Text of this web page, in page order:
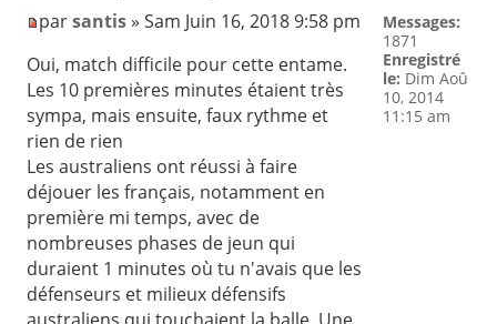
parsantis» Sam Juin 16, 2018 9:58 pm
Oui, match difficile pour cette entame.
Les 10 premières minutes étaient très
sympa, mais ensuite, faux rythme et
rien de rien
Les australiens ont réussi à faire
déjouer les français, notamment en
première mi temps, avec de
nombreuses phases de jeun qui
duraient 1 minutes où tu n'avais que les
défenseurs et milieux défensifs
Messages:
1871
Enregistré
le: Dim Aoû
10, 2014
11:15 am